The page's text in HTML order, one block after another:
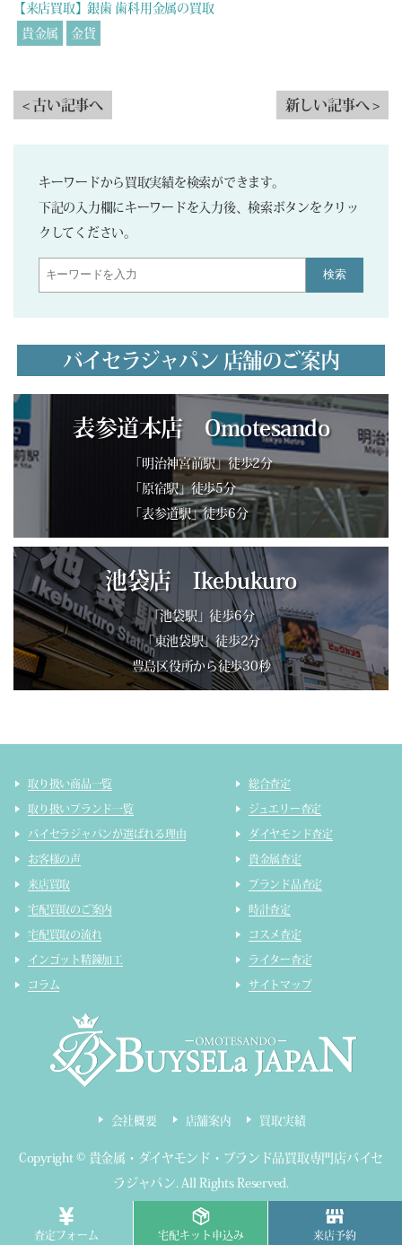
【来店買取】銀歯 歯科用金属の買取
貴金属
金貨
< 古い記事へ 新しい記事へ >
キーワードから買取実績を検索ができます。
下記の入力欄にキーワードを入力後、検索ボタンをクリッ
クしてください。
検索
バイセラジャパン 店舗のご案内
表参道本店 Omotesando
「明治神宮前駅」徒歩2分
「原宿駅」徒歩5分
「表参道駅」徒歩6分
池袋店 Ikebukuro
「池袋駅」徒歩6分
「東池袋駅」徒歩2分
豊島区役所から徒歩30秒
査定フォーム 宅配キット申込み 来店予約
取り扱い商品一覧
取り扱いブランド一覧
バイセラジャパンが選ばれる理由
お客様の声
来店買取
宅配買取のご案内
宅配買取の流れ
インゴット精錬加工
コラム
総合査定
ジュエリー査定
ダイヤモンド査定
貴金属査定
ブランド品査定
時計査定
コスメ査定
ライター査定
サイトマップ
会社概要 店舗案内 買取実績
Copyright © 貴金属・ダイヤモンド・ブランド品買取専門店バイセ
ラジャパン. All Rights Reserved.
東京都公安委員会 第303320809319号